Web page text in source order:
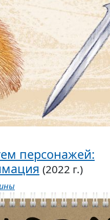
персонажей:
(2022 г.)